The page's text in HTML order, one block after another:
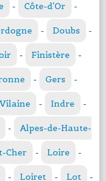
- Côte-d'Or -
- Doubs -
- Finistère -
- Gers -
- Indre -
- Alpes-de-Haute-
Cher - Loire -
- Loiret - Lot -